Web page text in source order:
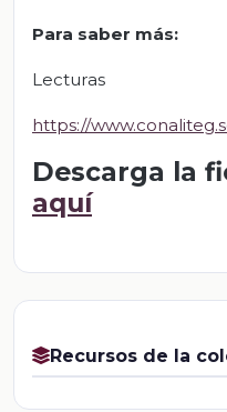
Para saber más:
Lecturas
https://
Descarga la
aquí
Recursos de la